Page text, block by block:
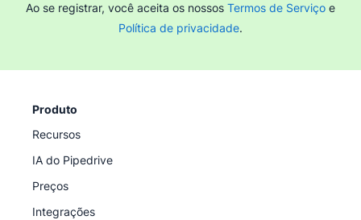
Ao se registrar, você aceita os nossos Termos de Serviço e
Política de privacidade.
Produto
Recursos
IA do Pipedrive
Preços
Integrações